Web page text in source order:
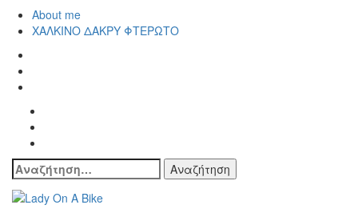
About me
ΧΑΛΚΙΝΟ ΔΑΚΡΥ ΦΤΕΡΩΤΟ
Αναζήτηση
για: